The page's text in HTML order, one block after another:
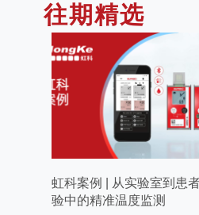
往期精选
虹科案例 | 从实验室到患
验中的精准温度监测